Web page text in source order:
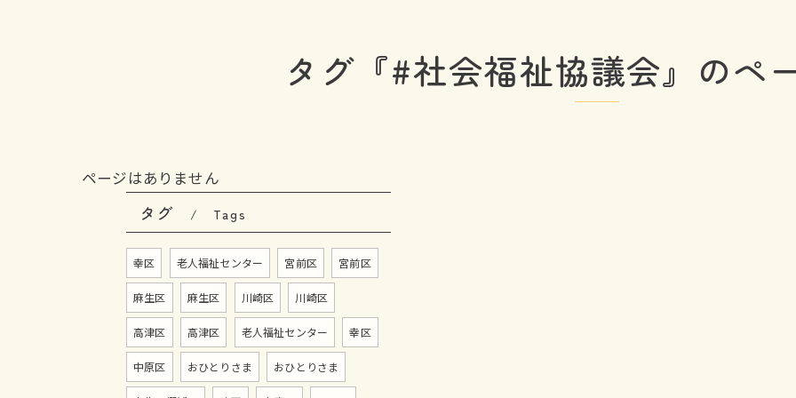
タグ『#社会福祉協議会』のペ
ページはありません
タグ Tags
幸区 老人福祉センター 宮前区 宮前区
麻生区 麻生区 川崎区 川崎区
高津区 高津区 老人福祉センター 幸区
中原区 おひとりさま おひとりさま